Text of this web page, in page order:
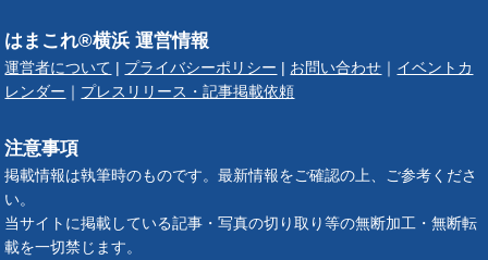
はまこれ®横浜 運営情報
運営者について プライバシーポリシー お問い合わせ
イベントカ
レンダー
プレスリリース・記事掲載依頼
注意事項
掲載情報は執筆時のものです。最新情報をご確認の上、ご参考くださ
い。
当サイトに掲載している記事・写真の切り取り等の無断加工・無断転
載を一切禁じます。